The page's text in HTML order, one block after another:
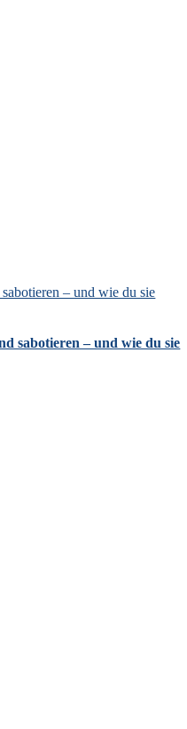
– und wie du sie
sabotieren – und wie du sie